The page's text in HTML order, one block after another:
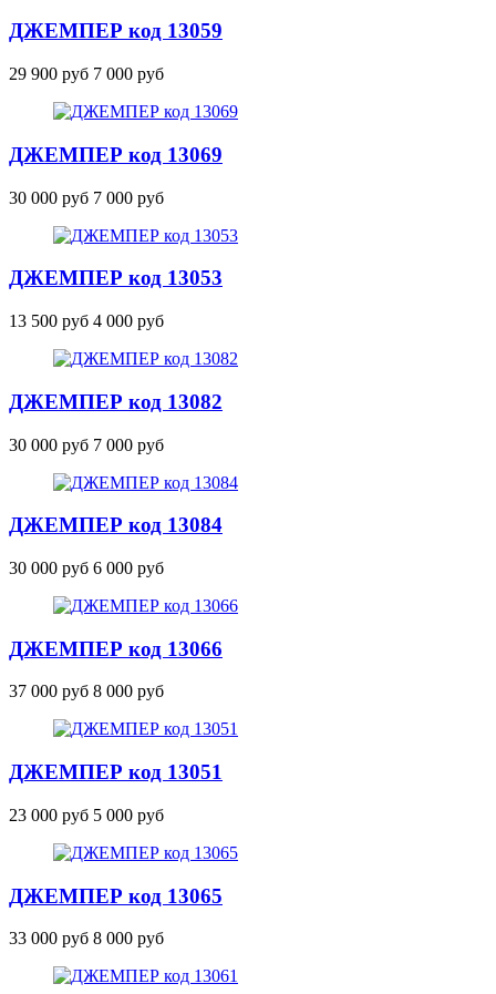
ДЖЕМПЕР код 13059
29 900 руб 7 000 руб
ДЖЕМПЕР код 13069
30 000 руб 7 000 руб
ДЖЕМПЕР код 13053
13 500 руб 4 000 руб
ДЖЕМПЕР код 13082
30 000 руб 7 000 руб
ДЖЕМПЕР код 13084
30 000 руб 6 000 руб
ДЖЕМПЕР код 13066
37 000 руб 8 000 руб
ДЖЕМПЕР код 13051
23 000 руб 5 000 руб
ДЖЕМПЕР код 13065
33 000 руб 8 000 руб